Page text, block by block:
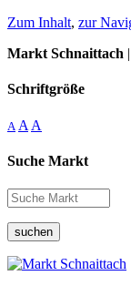
Zum Inhalt, zur
Markt Schnaittach
Schriftgröße
A A A
Suche Markt
suchen